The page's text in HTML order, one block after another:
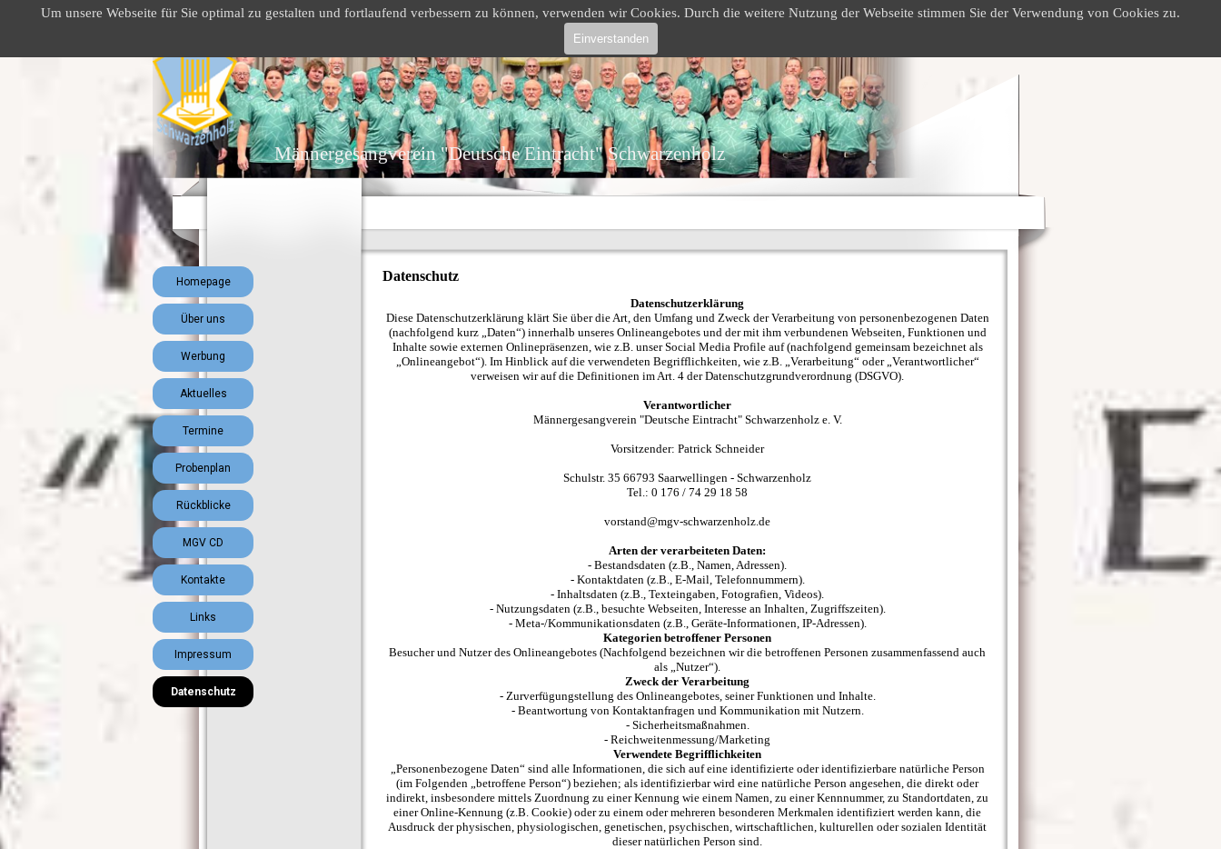
Um unsere Webseite für Sie optimal zu gestalten und fortlaufend verbessern zu können, verwenden wir Cookies. Durch die weitere Nutzung der Webseite stimmen Sie der Verwendung von Cookies zu.
Einverstanden
Direkt zum Seiteninhalt
Männergesangverein "Deutsche Eintracht" Schwarzenholz
Menü überspringen
Homepage
Über uns
Werbung
Aktuelles
Termine
Probenplan
Rückblicke
MGV CD
Kontakte
Links
Impressum
Datenschutz
Datenschutz
Datenschutzerklärung
Diese Datenschutzerklärung klärt Sie über die Art, den Umfang und Zweck der Verarbeitung von personenbezogenen Daten
(nachfolgend kurz „Daten“) innerhalb unseres Onlineangebotes und der mit ihm verbundenen Webseiten, Funktionen und
Inhalte sowie externen Onlinepräsenzen, wie z.B. unser Social Media Profile auf (nachfolgend gemeinsam bezeichnet als
„Onlineangebot“). Im Hinblick auf die verwendeten Begrifflichkeiten, wie z.B. „Verarbeitung“ oder „Verantwortlicher“
verweisen wir auf die Definitionen im Art. 4 der Datenschutzgrundverordnung (DSGVO).
Verantwortlicher
Männergesangverein "Deutsche Eintracht" Schwarzenholz e. V.
Vorsitzender: Patrick Schneider
Schulstr. 35 66793 Saarwellingen - Schwarzenholz
Tel.: 0 176 / 74 29 18 58
vorstand@mgv-schwarzenholz.de
Arten der verarbeiteten Daten:
- Bestandsdaten (z.B., Namen, Adressen).
- Kontaktdaten (z.B., E-Mail, Telefonnummern).
- Inhaltsdaten (z.B., Texteingaben, Fotografien, Videos).
- Nutzungsdaten (z.B., besuchte Webseiten, Interesse an Inhalten, Zugriffszeiten).
- Meta-/Kommunikationsdaten (z.B., Geräte-Informationen, IP-Adressen).
Kategorien betroffener Personen
Besucher und Nutzer des Onlineangebotes (Nachfolgend bezeichnen wir die betroffenen Personen zusammenfassend auch
als „Nutzer“).
Zweck der Verarbeitung
- Zurverfügungstellung des Onlineangebotes, seiner Funktionen und Inhalte.
- Beantwortung von Kontaktanfragen und Kommunikation mit Nutzern.
- Sicherheitsmaßnahmen.
- Reichweitenmessung/Marketing
Verwendete Begrifflichkeiten
„Personenbezogene Daten“ sind alle Informationen, die sich auf eine identifizierte oder identifizierbare natürliche Person
(im Folgenden „betroffene Person“) beziehen; als identifizierbar wird eine natürliche Person angesehen, die direkt oder
indirekt, insbesondere mittels Zuordnung zu einer Kennung wie einem Namen, zu einer Kennnummer, zu Standortdaten, zu
einer Online-Kennung (z.B. Cookie) oder zu einem oder mehreren besonderen Merkmalen identifiziert werden kann, die
Ausdruck der physischen, physiologischen, genetischen, psychischen, wirtschaftlichen, kulturellen oder sozialen Identität
dieser natürlichen Person sind.